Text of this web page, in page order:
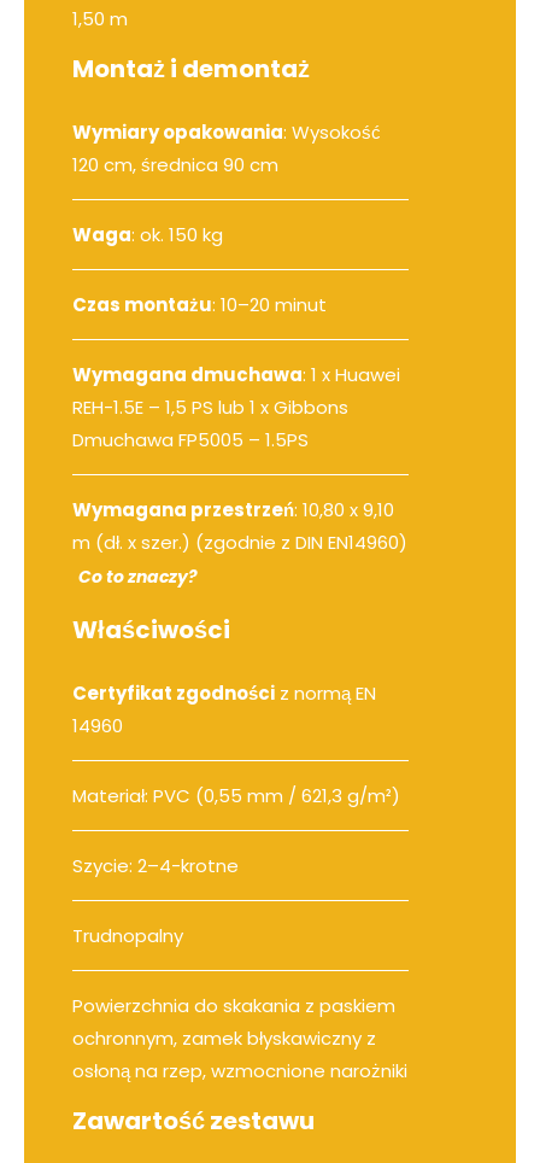
1,50 m
Montaż i demontaż
Wymiary opakowania: Wysokość
120 cm, średnica 90 cm
Waga: ok. 150 kg
Czas montażu: 10–20 minut
Wymagana dmuchawa: 1 x Huawei
REH-1.5E – 1,5 PS lub 1 x Gibbons
Dmuchawa FP5005 – 1.5PS
Wymagana przestrzeń: 10,80 x 9,10
m (dł. x szer.) (zgodnie z DIN EN14960)
Co to znaczy?
Właściwości
Certyfikat zgodności z normą EN
14960
Materiał: PVC (0,55 mm / 621,3 g/m²)
Szycie: 2–4-krotne
Trudnopalny
Powierzchnia do skakania z paskiem
ochronnym, zamek błyskawiczny z
osłoną na rzep, wzmocnione narożniki
Zawartość zestawu